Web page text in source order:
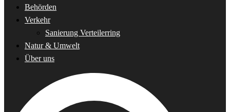
Behörden
Verkehr
Sanierung Verteilerring
Natur & Umwelt
Über uns